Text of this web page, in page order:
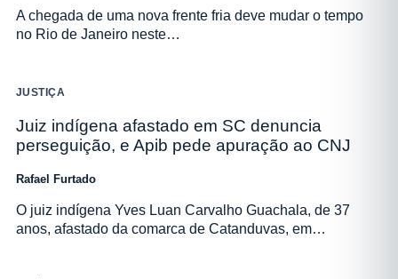
A chegada de uma nova frente fria deve mudar o tempo
no Rio de Janeiro neste…
JUSTIÇA
Juiz indígena afastado em SC denuncia
perseguição, e Apib pede apuração ao CNJ
Rafael Furtado
O juiz indígena Yves Luan Carvalho Guachala, de 37
anos, afastado da comarca de Catanduvas, em…